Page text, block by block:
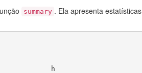
summary . Ela apresenta estatísticas
h